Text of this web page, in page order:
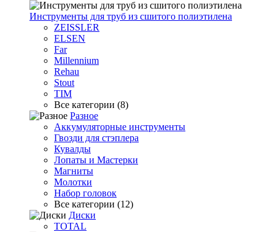
Инструменты для труб из сшитого полиэтилена
ZEISSLER
ELSEN
Far
Millennium
Rehau
Stout
TIM
Все категории (8)
Разное
Аккумуляторные инструменты
Гвозди для стэплера
Кувалды
Лопаты и Мастерки
Магниты
Молотки
Набор головок
Все категории (12)
Диски
TOTAL